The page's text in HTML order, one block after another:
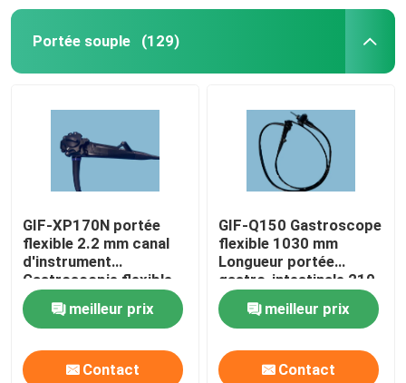
Portée souple (129)
GIF-XP170N portée
flexible 2.2 mm canal
d'instrument
Gastroscopie flexible
meilleur prix
Contact
GIF-Q150 Gastroscope
flexible 1030 mm
Longueur portée
gastro-intestinale 210
degrés angulation
meilleur prix
Contact